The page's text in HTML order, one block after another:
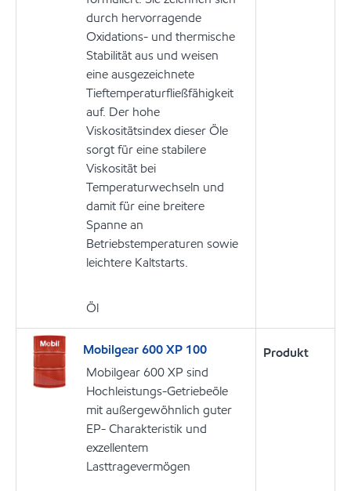
durch hervorragende
Oxidations- und thermische
Stabilität aus und weisen
eine ausgezeichnete
Tieftemperaturfließfähigkeit
auf. Der hohe
Viskositätsindex dieser Öle
sorgt für eine stabilere
Viskosität bei
Temperaturwechseln und
damit für eine breitere
Spanne an
Betriebstemperaturen sowie
leichtere Kaltstarts.
Öl
Mobilgear 600 XP 100
Mobilgear 600 XP sind
Hochleistungs-Getriebeöle
mit außergewöhnlich guter
EP- Charakteristik und
exzellentem
Lasttragevermögen
Produkt